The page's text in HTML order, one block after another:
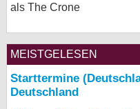
als The Crone
MEISTGELESEN
Starttermine
Deutschland